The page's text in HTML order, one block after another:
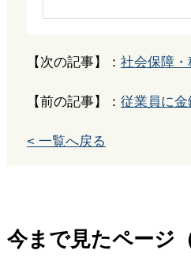
【次の記事】： 社会保障
【前の記事】： 従業員に金
< 一覧へ戻る
今まで見たページ